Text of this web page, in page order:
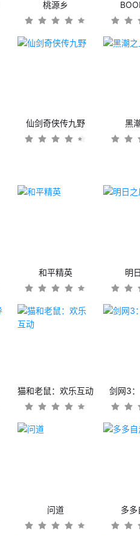
桃源乡
仙剑奇侠传九野 黑
和平精英 明
猫和老鼠：欢乐互动 剑网3
问道 多多